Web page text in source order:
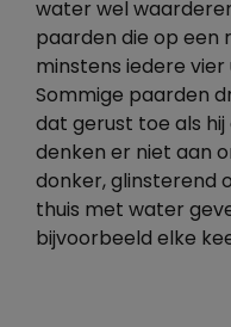
water wel
paarden die op een
minstens iedere
Sommige paarden
dat gerust toe als
denken er niet aan
donker, glinsterend
thuis met water
bijvoorbeeld elke